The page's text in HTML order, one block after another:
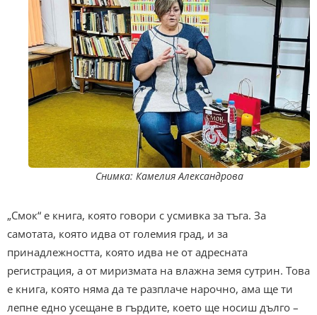
Снимка: Камелия Александрова
„Смок“ е книга, която говори с усмивка за тъга. За
самотата, която идва от големия град, и за
принадлежността, която идва не от адресната
регистрация, а от миризмата на влажна земя сутрин. Това
е книга, която няма да те разплаче нарочно, ама ще ти
лепне едно усещане в гърдите, което ще носиш дълго –